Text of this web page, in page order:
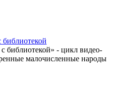
библиотекой
библиотекой» - цикл видео-
малочисленные народы